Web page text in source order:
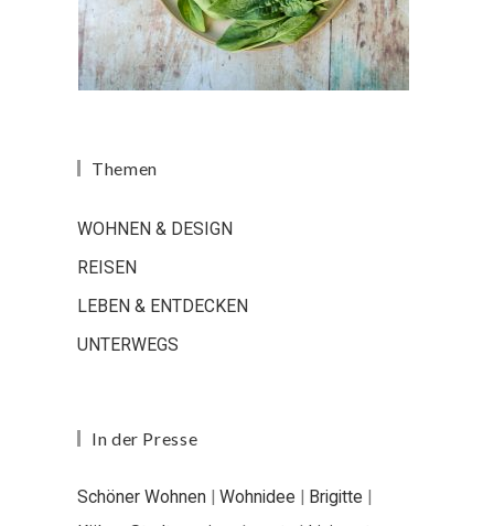
Themen
WOHNEN & DESIGN
REISEN
LEBEN & ENTDECKEN
UNTERWEGS
In der Presse
Schöner Wohnen | Wohnidee | Brigitte |